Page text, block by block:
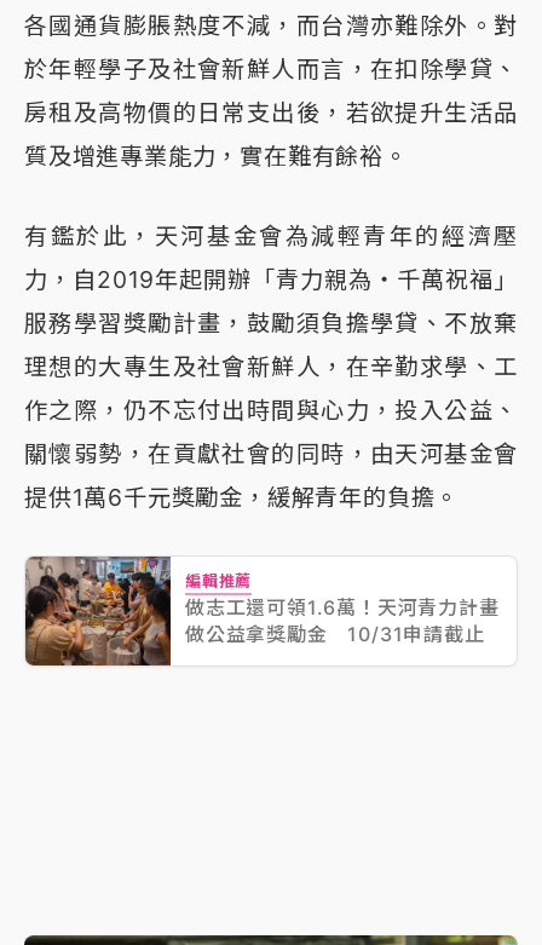
各國通貨膨脹熱度不減，而台灣亦難除外。對
於年輕學子及社會新鮮人而言，在扣除學貸、
房租及高物價的日常支出後，若欲提升生活品
質及增進專業能力，實在難有餘裕。
有鑑於此，天河基金會為減輕青年的經濟壓
力，自2019年起開辦「青力親為・千萬祝福」
服務學習獎勵計畫，鼓勵須負擔學貸、不放棄
理想的大專生及社會新鮮人，在辛勤求學、工
作之際，仍不忘付出時間與心力，投入公益、
關懷弱勢，在貢獻社會的同時，由天河基金會
提供1萬6千元獎勵金，緩解青年的負擔。
編輯推薦
做志工還可領1.6萬！天河青力計畫
做公益拿獎勵金 10/31申請截止